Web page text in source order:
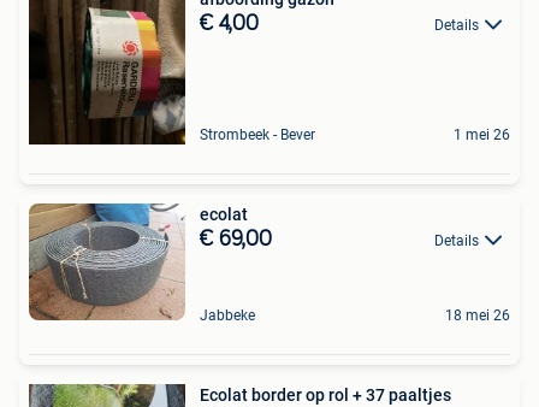
€ 4,00 Details
Strombeek - Bever 1 mei 26
ecolat
€ 69,00 Details
Jabbeke 18 mei 26
Ecolat border op rol + 37 paaltjes